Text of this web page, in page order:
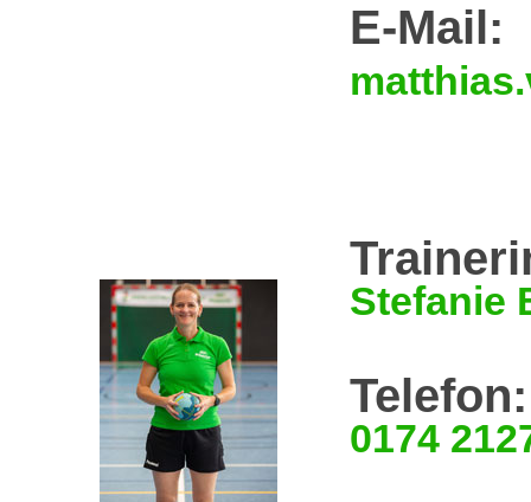
E-Mail:
Stefanie
Telefon:
0174